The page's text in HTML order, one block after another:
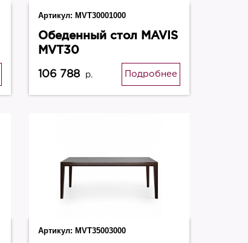
Артикул: MVT30001000
Обеденный стол MAVIS
MVT30
106 788 р. Подробнее
Артикул: MVT35003000